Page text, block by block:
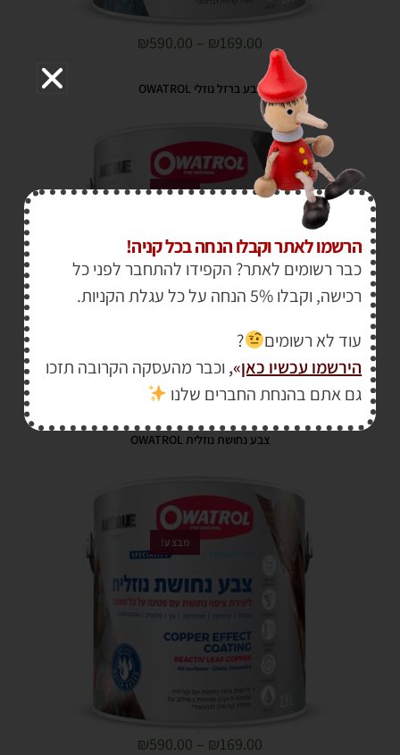
₪169.00
–
₪590.00
צבע ברזל נוזלי OWATROL
מבצע!
₪169.00
–
₪590.00
צבע נחושת נוזלית OWATROL
מבצע!
₪169.00
–
₪590.00
הרשמו לאתר וקבלו הנחה בכל קניה!
כבר רשומים לאתר? הקפידו להתחבר לפני כל
רכישה, וקבלו 5% הנחה על כל עגלת הקניות.
עוד לא רשומים
?
הירשמו עכשיו כאן»
, וכבר מהעסקה הקרובה תזכו
גם אתם בהנחת החברים שלנו